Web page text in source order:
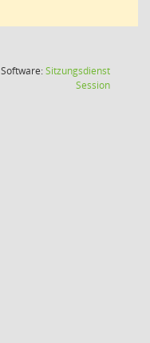
Software:Sitzungsdienst
Session(Wird in